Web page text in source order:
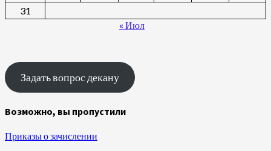
31
« Июл
Задать вопрос декану
Возможно, вы пропустили
Приказы о зачислении